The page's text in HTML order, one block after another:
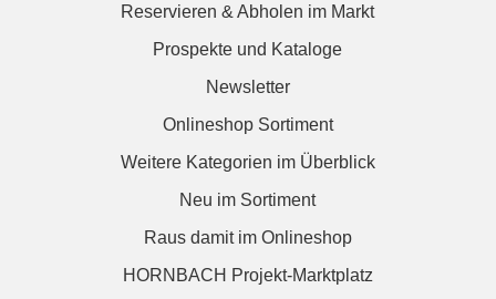
Reservieren & Abholen im Markt
Prospekte und Kataloge
Newsletter
Onlineshop Sortiment
Weitere Kategorien im Überblick
Neu im Sortiment
Raus damit im Onlineshop
HORNBACH Projekt-Marktplatz